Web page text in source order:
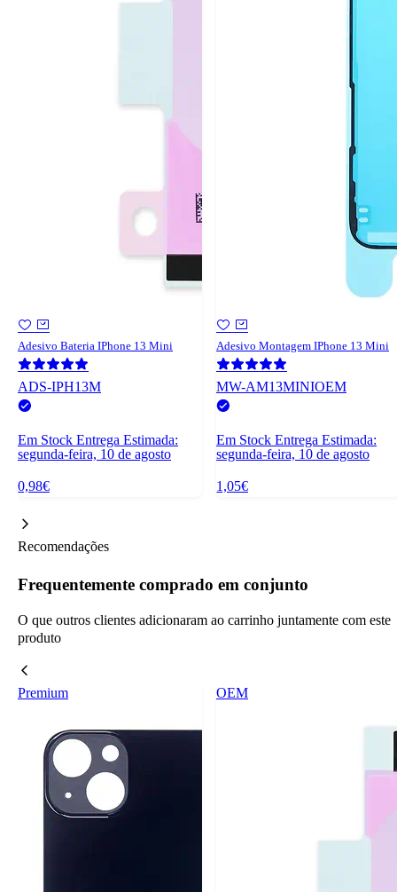
Adesivo Bateria IPhone 13 Mini
ADS-IPH13M
Em Stock Entrega Estimada:
segunda-feira, 10 de agosto
0,98€
Adesivo Montagem IPhone 13 Mini
MW-AM13MINIOEM
Em Stock Entrega Estimada:
segunda-feira, 10 de agosto
1,05€
Recomendações
Frequentemente comprado em conjunto
O que outros clientes adicionaram ao carrinho juntamente com este
produto
Premium OEM